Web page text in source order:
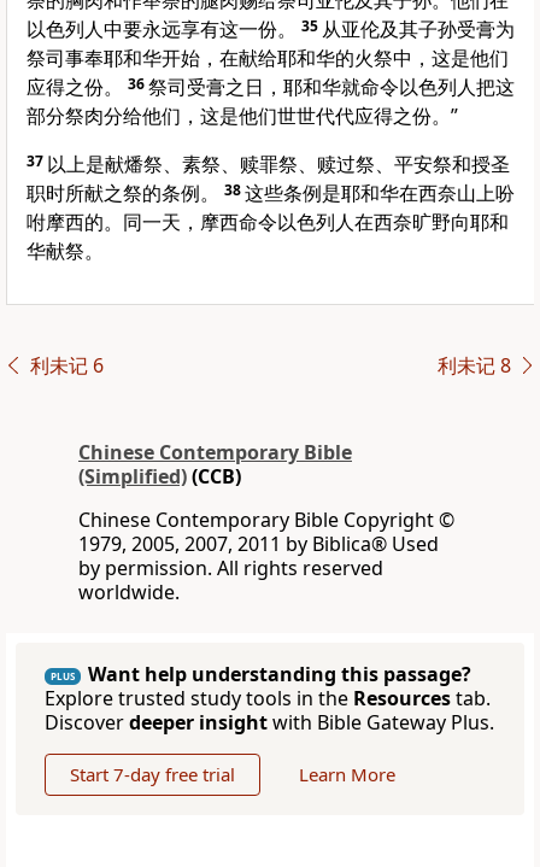
以色列人中要永远享有这一份。
35 从亚伦及其子孙受膏为
祭司事奉耶和华开始，在献给耶和华的火祭中，这是他们
应得之份。
36祭司受膏之日，耶和华就命令以色列人把这
部分祭肉分给他们，这是他们世世代代应得之份。”
37 以上是献燔祭、素祭、赎罪祭、赎过祭、平安祭和授圣
职时所献之祭的条例。
38这些条例是耶和华在西奈山上吩
咐摩西的。同一天，摩西命令以色列人在西奈旷野向耶和
华献祭。
利未记 6 利未记 8
Chinese Contemporary Bible
(Simplified)(CCB)
Chinese Contemporary Bible Copyright ©
1979, 2005, 2007, 2011 by Biblica® Used
by permission. All rights reserved
worldwide.
PLUS
Want help understanding this passage?
Explore trusted study tools in the Resourcestab.
Discoverdeeper insightwith Bible Gateway Plus.
Start 7-day free trial Learn More